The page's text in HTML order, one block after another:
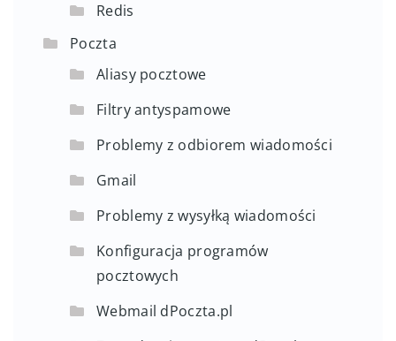
Redis
Poczta
Aliasy pocztowe
Filtry antyspamowe
Problemy z odbiorem wiadomości
Gmail
Problemy z wysyłką wiadomości
Konfiguracja programów
pocztowych
Webmail dPoczta.pl